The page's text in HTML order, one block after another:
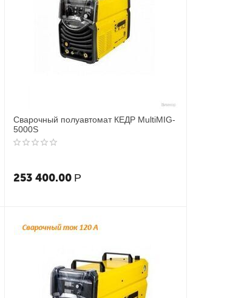
Сварочный полуавтомат КЕДР MultiMIG-
5000S
253 400.00 Р